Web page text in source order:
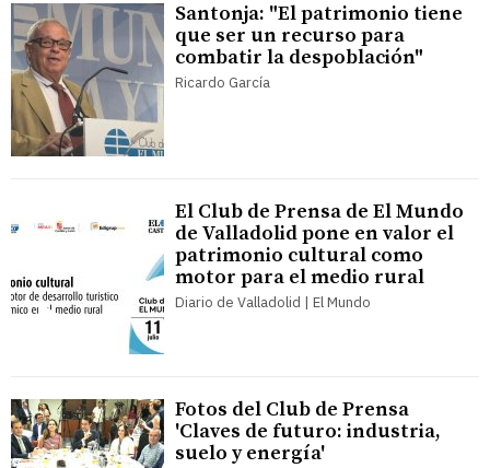
Santonja: "El patrimonio tiene
que ser un recurso para
combatir la despoblación"
Ricardo García
El Club de Prensa de El Mundo
de Valladolid pone en valor el
patrimonio cultural como
motor para el medio rural
Diario de Valladolid | El Mundo
Fotos del Club de Prensa
'Claves de futuro: industria,
suelo y energía'